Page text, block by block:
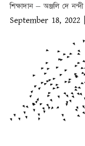
শিক্ষাদান – অঞ্জলি দে নন্দী
September 18, 2022 |